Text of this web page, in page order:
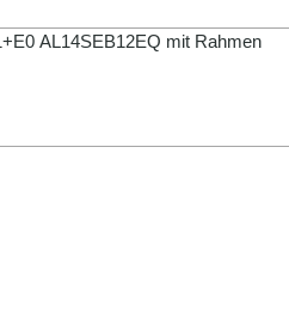
AL14SEB12EQ mit Rahmen